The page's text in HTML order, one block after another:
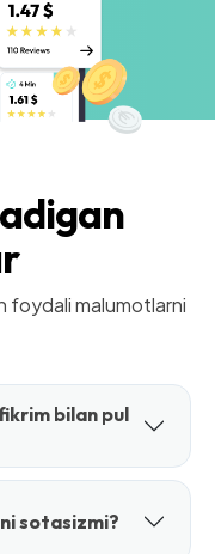
foydali malumotlarni
bilan pul
sotasizmi?